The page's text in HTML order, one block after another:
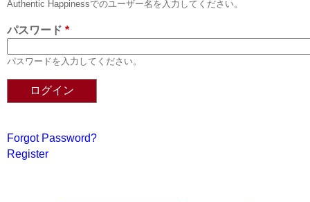
移
Authentic Happinessでのユーザー名を入力してください。
パスワード *
パスワードを入力してください。
Forgot Password?
Register